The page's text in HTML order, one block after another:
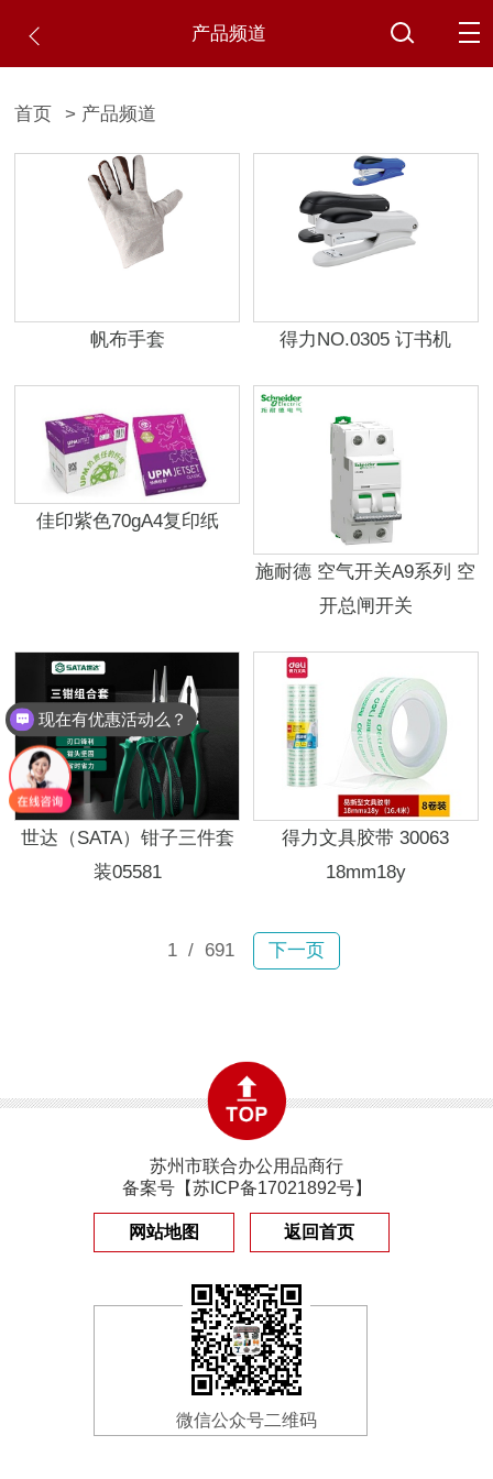
产品频道
首页 > 产品频道
帆布手套 得力NO.0305 订书机
佳印紫色70gA4复印纸
施耐德 空气开关A9系列 空
开总闸开关
世达（SATA）钳子三件套
装05581
得力文具胶带 30063
18mm18y
1/ 691 下一页
苏州市联合办公用品商行
备案号【苏ICP备17021892号】
网站地图 返回首页
微信公众号二维码
现在有优惠活动么？